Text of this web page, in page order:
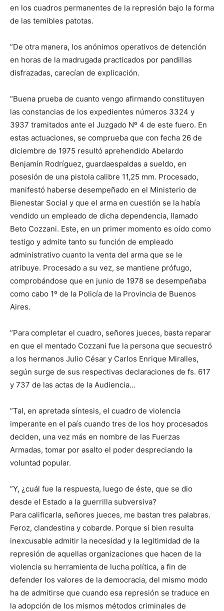
en los cuadros permanentes de la represión bajo la forma
de las temibles patotas.
”De otra manera, los anónimos operativos de detención
en horas de la madrugada practicados por pandillas
disfrazadas, carecían de explicación.
”Buena prueba de cuanto vengo afirmando constituyen
las constancias de los expedientes números 3324 y
3937 tramitados ante el Juzgado Nº 4 de este fuero. En
estas actuaciones, se comprueba que con fecha 26 de
diciembre de 1975 resultó aprehendido Abelardo
Benjamín Rodríguez, guardaespaldas a sueldo, en
posesión de una pistola calibre 11,25 mm. Procesado,
manifestó haberse desempeñado en el Ministerio de
Bienestar Social y que el arma en cuestión se la había
vendido un empleado de dicha dependencia, llamado
Beto Cozzani. Este, en un primer momento es oído como
testigo y admite tanto su función de empleado
administrativo cuanto la venta del arma que se le
atribuye. Procesado a su vez, se mantiene prófugo,
comprobándose que en junio de 1978 se desempeñaba
como cabo 1º de la Policía de la Provincia de Buenos
Aires.
”Para completar el cuadro, señores jueces, basta reparar
en que el mentado Cozzani fue la persona que secuestró
a los hermanos Julio César y Carlos Enrique Miralles,
según surge de sus respectivas declaraciones de fs. 617
y 737 de las actas de la Audiencia…
”Tal, en apretada síntesis, el cuadro de violencia
imperante en el país cuando tres de los hoy procesados
deciden, una vez más en nombre de las Fuerzas
Armadas, tomar por asalto el poder despreciando la
voluntad popular.
”Y, ¿cuál fue la respuesta, luego de éste, que se dio
desde el Estado a la guerrilla subversiva?
Para calificarla, señores jueces, me bastan tres palabras.
Feroz, clandestina y cobarde. Porque si bien resulta
inexcusable admitir la necesidad y la legitimidad de la
represión de aquellas organizaciones que hacen de la
violencia su herramienta de lucha política, a fin de
defender los valores de la democracia, del mismo modo
ha de admitirse que cuando esa represión se traduce en
la adopción de los mismos métodos criminales de